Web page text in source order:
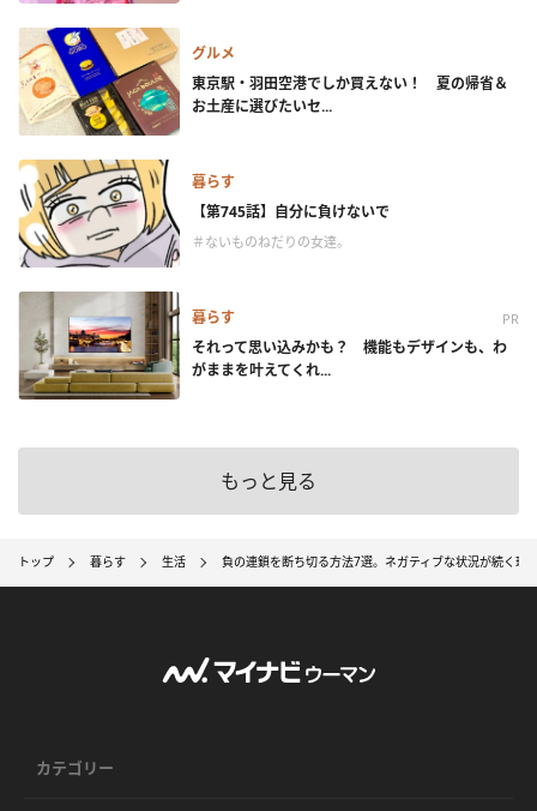
グルメ
東京駅・羽田空港でしか買えない！ 夏の帰省＆
お土産に選びたいセ...
暮らす
【第745話】自分に負けないで
＃ないものねだりの女達。
暮らす PR
それって思い込みかも？ 機能もデザインも、わ
がままを叶えてくれ...
もっと見る
トップ 暮らす 生活 負の連鎖を断ち切る方法7選。ネガティブな状況が続く理
カテゴリー